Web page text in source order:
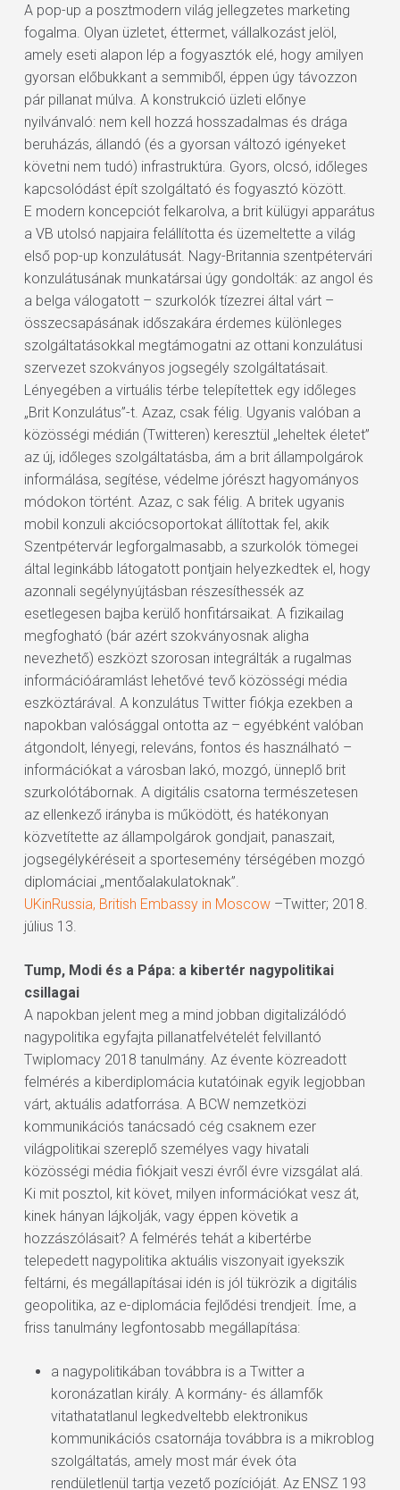
A pop-up a posztmodern világ jellegzetes marketing
fogalma. Olyan üzletet, éttermet, vállalkozást jelöl,
amely eseti alapon lép a fogyasztók elé, hogy amilyen
gyorsan előbukkant a semmiből, éppen úgy távozzon
pár pillanat múlva. A konstrukció üzleti előnye
nyilvánvaló: nem kell hozzá hosszadalmas és drága
beruházás, állandó (és a gyorsan változó igényeket
követni nem tudó) infrastruktúra. Gyors, olcsó, időleges
kapcsolódást épít szolgáltató és fogyasztó között.
E modern koncepciót felkarolva, a brit külügyi apparátus
a VB utolsó napjaira felállította és üzemeltette a világ
első pop-up konzulátusát. Nagy-Britannia szentpétervári
konzulátusának munkatársai úgy gondolták: az angol és
a belga válogatott – szurkolók tízezrei által várt –
összecsapásának időszakára érdemes különleges
szolgáltatásokkal megtámogatni az ottani konzulátusi
szervezet szokványos jogsegély szolgáltatásait.
Lényegében a virtuális térbe telepítettek egy időleges
„Brit Konzulátus”-t. Azaz, csak félig. Ugyanis valóban a
közösségi médián (Twitteren) keresztül „leheltek életet”
az új, időleges szolgáltatásba, ám a brit állampolgárok
informálása, segítése, védelme jórészt hagyományos
módokon történt. Azaz, c sak félig. A britek ugyanis
mobil konzuli akciócsoportokat állítottak fel, akik
Szentpétervár legforgalmasabb, a szurkolók tömegei
által leginkább látogatott pontjain helyezkedtek el, hogy
azonnali segélynyújtásban részesíthessék az
esetlegesen bajba kerülő honfitársaikat. A fizikailag
megfogható (bár azért szokványosnak aligha
nevezhető) eszközt szorosan integrálták a rugalmas
információáramlást lehetővé tevő közösségi média
eszköztárával. A konzulátus Twitter fiókja ezekben a
napokban valósággal ontotta az – egyébként valóban
átgondolt, lényegi, releváns, fontos és használható –
információkat a városban lakó, mozgó, ünneplő brit
szurkolótábornak. A digitális csatorna természetesen
az ellenkező irányba is működött, és hatékonyan
közvetítette az állampolgárok gondjait, panaszait,
jogsegélykéréseit a sportesemény térségében mozgó
diplomáciai „mentőalakulatoknak”.
UKinRussia, British Embassy in Moscow –Twitter; 2018.
július 13.
Tump, Modi és a Pápa: a kibertér nagypolitikai
csillagai
A napokban jelent meg a mind jobban digitalizálódó
nagypolitika egyfajta pillanatfelvételét felvillantó
Twiplomacy 2018 tanulmány. Az évente közreadott
felmérés a kiberdiplomácia kutatóinak egyik legjobban
várt, aktuális adatforrása. A BCW nemzetközi
kommunikációs tanácsadó cég csaknem ezer
világpolitikai szereplő személyes vagy hivatali
közösségi média fiókjait veszi évről évre vizsgálat alá.
Ki mit posztol, kit követ, milyen információkat vesz át,
kinek hányan lájkolják, vagy éppen követik a
hozzászólásait? A felmérés tehát a kibertérbe
telepedett nagypolitika aktuális viszonyait igyekszik
feltárni, és megállapításai idén is jól tükrözik a digitális
geopolitika, az e-diplomácia fejlődési trendjeit. Íme, a
friss tanulmány legfontosabb megállapítása:
a nagypolitikában továbbra is a Twitter a
koronázatlan király. A kormány- és államfők
vitathatatlanul legkedveltebb elektronikus
kommunikációs csatornája továbbra is a mikroblog
szolgáltatás, amely most már évek óta
rendületlenül tartja vezető pozícióját. Az ENSZ 193